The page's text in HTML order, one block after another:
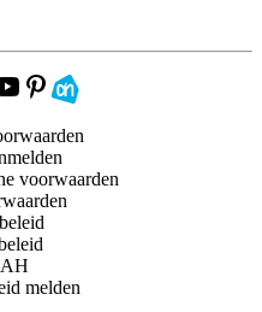
voorwaarden
melden